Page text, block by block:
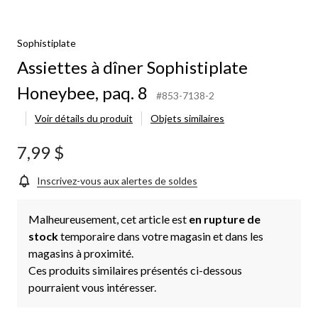
Sophistiplate
Assiettes à dîner Sophistiplate
Honeybee, paq. 8
#853-7138-2
Voir détails du produit
Objets similaires
7,99 $
Inscrivez-vous aux alertes de soldes
Malheureusement, cet article est en rupture de
stocktemporaire dans votre magasin et dans les
magasins à proximité.
Ces produits similaires présentés ci-dessous
pourraient vous intéresser.